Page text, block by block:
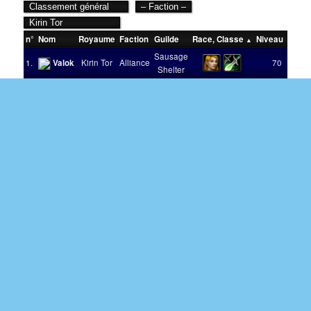
n° Nom Royaume Faction Guilde Race,Classe Niveau
1. Valok Kirin Tor Alliance
Sausage
Shelter
70